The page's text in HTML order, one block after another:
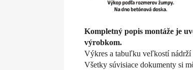
Kompletný popis montáže je
výrobkom.
Výkres a tabuľku veľkostí nádrží
Všetky súvisiace dokumenty si